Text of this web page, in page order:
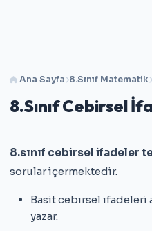
Ana Sayfa 8.Sınıf Matematik
8.Sınıf Cebirsel
8.sınıf cebirsel ifadeler
sorular içermektedir.
Basit cebirsel ifadeleri
yazar.